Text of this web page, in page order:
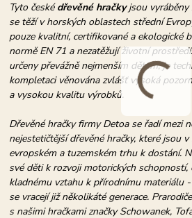
Tyto českédřevěné hračkyjsou vyráběny
se těží v horských oblastech střední
pouze kvalitní, certifikované a ekologické
normě EN 71 a nezatěžují životní
určeny převážně nejmenším dětem, je
kompletaci věnována zvlášť vysoká
a vysokou kvalitu výrobků.
Dřevěné hračky firmy Detoa se řadí mezi
nejestetičtější dřevěné hračky, které jsou
evropském a tuzemském trhu k dostání.
své děti k rozvoji motorických schopností,
kladnému vztahu k přírodnímu materiálu
se vracejí již několikáté generace.
s našimi hračkami značky Schowanek,